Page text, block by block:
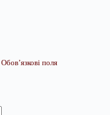
Обов’язкові поля